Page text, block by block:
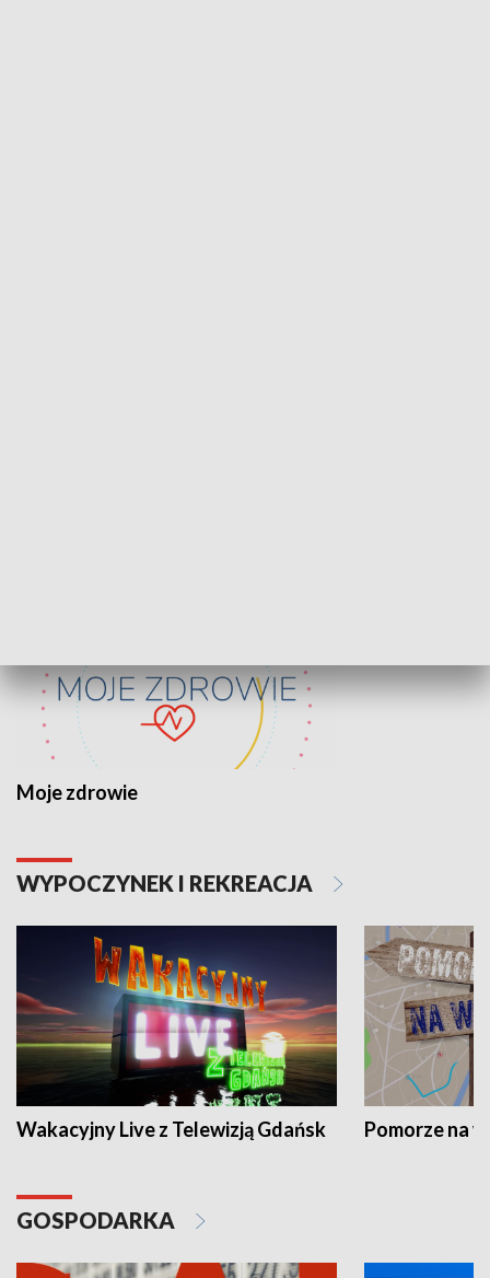
Moje zdrowie
WYPOCZYNEK I REKREACJA
Wakacyjny Live z Telewizją Gdańsk Pomorze na
GOSPODARKA